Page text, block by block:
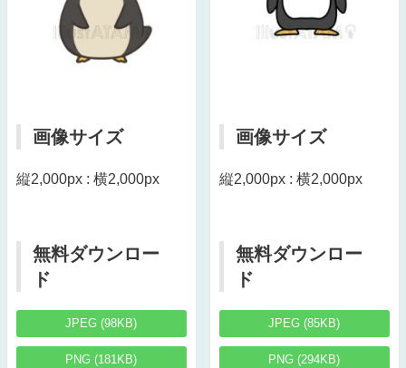
画像サイズ
縦2,000px : 横2,000px
無料ダウンロー
ド
JPEG (98KB)
PNG (181KB)
画像サイズ
縦2,000px : 横2,000px
無料ダウンロー
ド
JPEG (85KB)
PNG (294KB)